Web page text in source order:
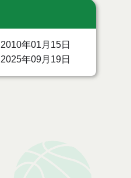
2010年01月15日
2025年09月19日